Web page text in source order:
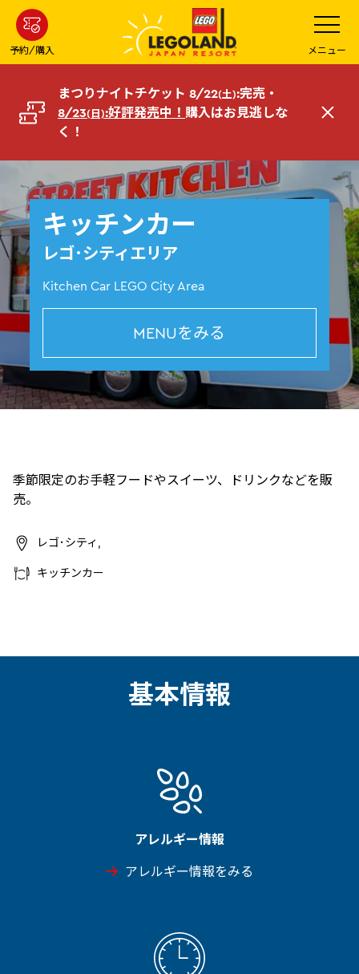
ン
コ
へ
予約/購入
メ
ニ
ュ
ー
を
開
メニュー
まつりナイトチケット 8/22(土):完売・
8/23(日):好評発売中！ 購入はお見逃しな
く！
閉
キッチンカー
レゴ･シティエリア
Kitchen Car LEGO City Area
MENUをみる
季節限定のお手軽フードやスイーツ、ドリンクなどを販
売。
レゴ･シティ,
キッチンカー
基本情報
アレルギー情報
アレルギー情報をみる